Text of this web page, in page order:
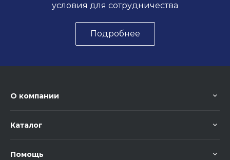
условия для сотрудничества
Подробнее
О компании
Каталог
Помощь